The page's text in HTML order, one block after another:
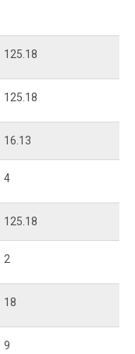
125.18
125.18
16.13
4
125.18
2
18
9